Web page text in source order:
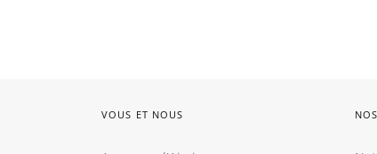
VOUS ET NOUS